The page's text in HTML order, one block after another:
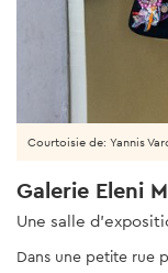
Galerie Eleni
Une salle
Dans une petite rue
Courtoisie de: Yannis